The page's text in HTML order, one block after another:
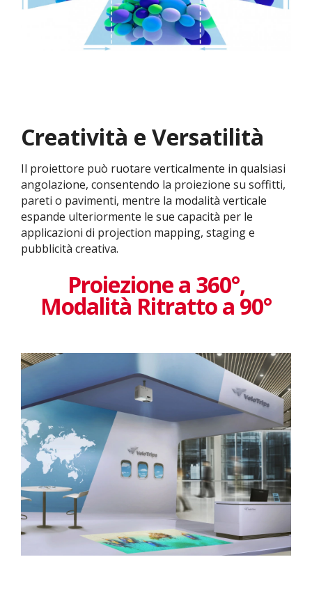
Creatività e Versatilità
Il proiettore può ruotare verticalmente in qualsiasi
angolazione, consentendo la proiezione su soffitti,
pareti o pavimenti, mentre la modalità verticale
espande ulteriormente le sue capacità per le
applicazioni di projection mapping, staging e
pubblicità creativa.
Proiezione a 360°,
Modalità Ritratto a 90°